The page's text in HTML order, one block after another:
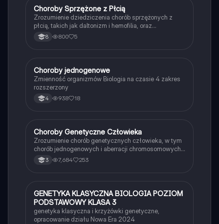
Biologia
Choroby Sprzężone z Płcią
Zrozumienie dziedziczenia chorób sprzężonych z
płcią, takich jak daltonizm i hemofilia, oraz
dziedziczenie grup krwi. Materiał obejmuje przykłady
krzyżówek genetycznych i obliczenia
8 800 5
Biologia
Choroby jednogenowe
Zmienność organizmów Biologia na czasie 4 zakres
rozszerzony
4 938 18
Biologia
Choroby Genetyczne Człowieka
Zrozumienie chorób genetycznych człowieka, w tym
chorób jednogenowych i aberracji chromosomowych.
Dowiedz się o dziedziczeniu, objawach i przykładach
takich jak daltonizm, hemofilia, zespół Downa i inne.
3 7,684 253
Biologia
GENETYKA KLASYCZNA BIOLOGIA POZIOM
PODSTAWOWY KLASA 3
genetyka klasyczna i krzyżówki genetyczne,
opracowanie działu Nowa Era 2024